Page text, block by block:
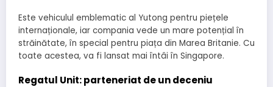
Este vehiculul emblematic al Yutong pentru piețele
internaționale, iar compania vede un mare potențial în
străinătate, în special pentru piața din Marea Britanie. Cu
toate acestea, va fi lansat mai întâi în Singapore.
Regatul Unit: parteneriat de un deceniu